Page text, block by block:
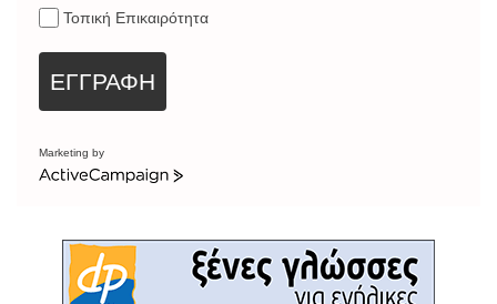
Τοπική Επικαιρότητα
ΕΓΓΡΑΦΗ
Marketing by